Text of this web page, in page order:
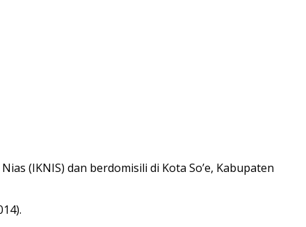
(IKNIS) dan berdomisili di Kota So’e, Kabupaten